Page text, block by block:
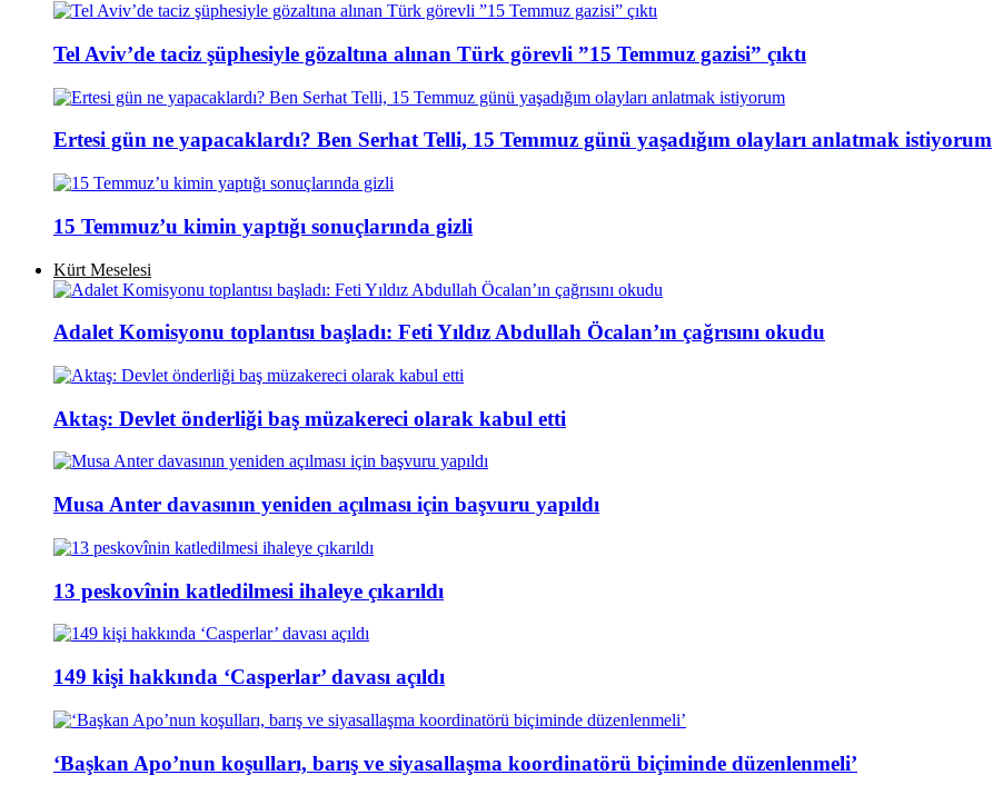
Tel Aviv’de taciz şüphesiyle gözaltına alınan Türk görevli ”15 Temmuz gazisi” çıktı
Ertesi gün ne yapacaklardı? Ben Serhat Telli, 15 Temmuz günü yaşadığım olayları anlatmak istiyorum
15 Temmuz’u kimin yaptığı sonuçlarında gizli
Kürt Meselesi
Adalet Komisyonu toplantısı başladı: Feti Yıldız Abdullah Öcalan’ın çağrısını okudu
Aktaş: Devlet önderliği baş müzakereci olarak kabul etti
Musa Anter davasının yeniden açılması için başvuru yapıldı
13 peskovînin katledilmesi ihaleye çıkarıldı
149 kişi hakkında ‘Casperlar’ davası açıldı
‘Başkan Apo’nun koşulları, barış ve siyasallaşma koordinatörü biçiminde düzenlenmeli’